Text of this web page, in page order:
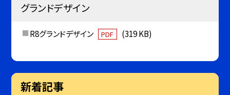
グランドデザイン
R8グランドデザイン PDF (319 KB)
新着記事